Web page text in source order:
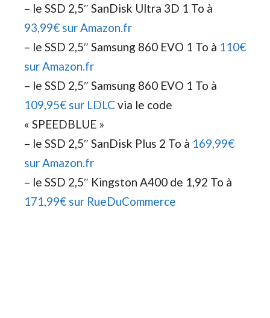
– le SSD 2,5″ SanDisk Ultra 3D 1 To à
93,99€ sur Amazon.fr
– le SSD 2,5″ Samsung 860 EVO 1 To à 110€
sur Amazon.fr
– le SSD 2,5″ Samsung 860 EVO 1 To à
109,95€ sur LDLC via le code
« SPEEDBLUE »
– le SSD 2,5″ SanDisk Plus 2 To à 169,99€
sur Amazon.fr
– le SSD 2,5″ Kingston A400 de 1,92 To à
171,99€ sur RueDuCommerce